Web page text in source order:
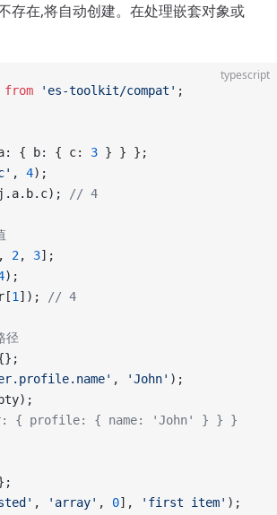
存在,将自动创建。在处理嵌套对象或
typescript
from 'es-toolkit/compat' ;
{ b: { c: 3 } } };
, 4);
// 4
, 2, 3];
);
1 ]); // 4
径
, 'John' );
{ profile: { name: 'John' } } }
, 'array' , 0], 'first item' );